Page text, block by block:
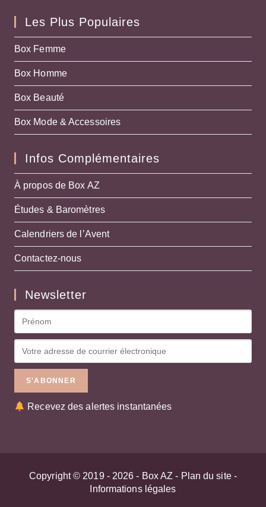
Les Plus Populaires
Box Femme
Box Homme
Box Beauté
Box Mode & Accessoires
Infos Complémentaires
À propos de Box AZ
Études & Baromètres
Calendriers de l’Avent
Contactez-nous
Newsletter
Recevez des alertes instantanées
Copyright © 2019 - 2026 - Box AZ - Plan du site-
Informations légales